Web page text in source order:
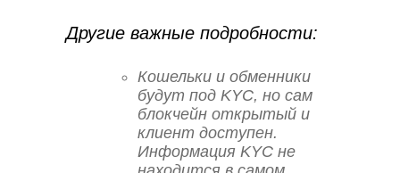
Другие важные подробности:
Кошельки и обменники
будут под KYC, но сам
блокчейн открытый и
клиент доступен.
Информация KYC не